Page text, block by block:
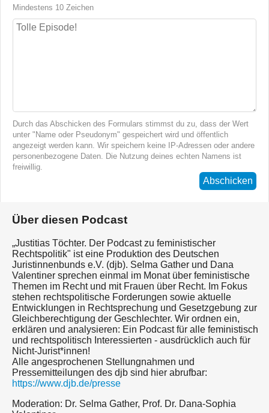
Mindestens 10 Zeichen
Durch das Abschicken des Formulars stimmst du zu, dass der Wert
unter "Name oder Pseudonym" gespeichert wird und öffentlich
angezeigt werden kann. Wir speichern keine IP-Adressen oder andere
personenbezogene Daten. Die Nutzung deines echten Namens ist
freiwillig.
Abschicken
Über diesen Podcast
„Justitias Töchter. Der Podcast zu feministischer
Rechtspolitik" ist eine Produktion des Deutschen
Juristinnenbunds e.V. (djb). Selma Gather und Dana
Valentiner sprechen einmal im Monat über feministische
Themen im Recht und mit Frauen über Recht. Im Fokus
stehen rechtspolitische Forderungen sowie aktuelle
Entwicklungen in Rechtsprechung und Gesetzgebung zur
Gleichberechtigung der Geschlechter. Wir ordnen ein,
erklären und analysieren: Ein Podcast für alle feministisch
und rechtspolitisch Interessierten - ausdrücklich auch für
Nicht-Jurist*innen!
Alle angesprochenen Stellungnahmen und
Pressemitteilungen des djb sind hier abrufbar:
https://www.djb.de/presse
Moderation: Dr. Selma Gather, Prof. Dr. Dana-Sophia